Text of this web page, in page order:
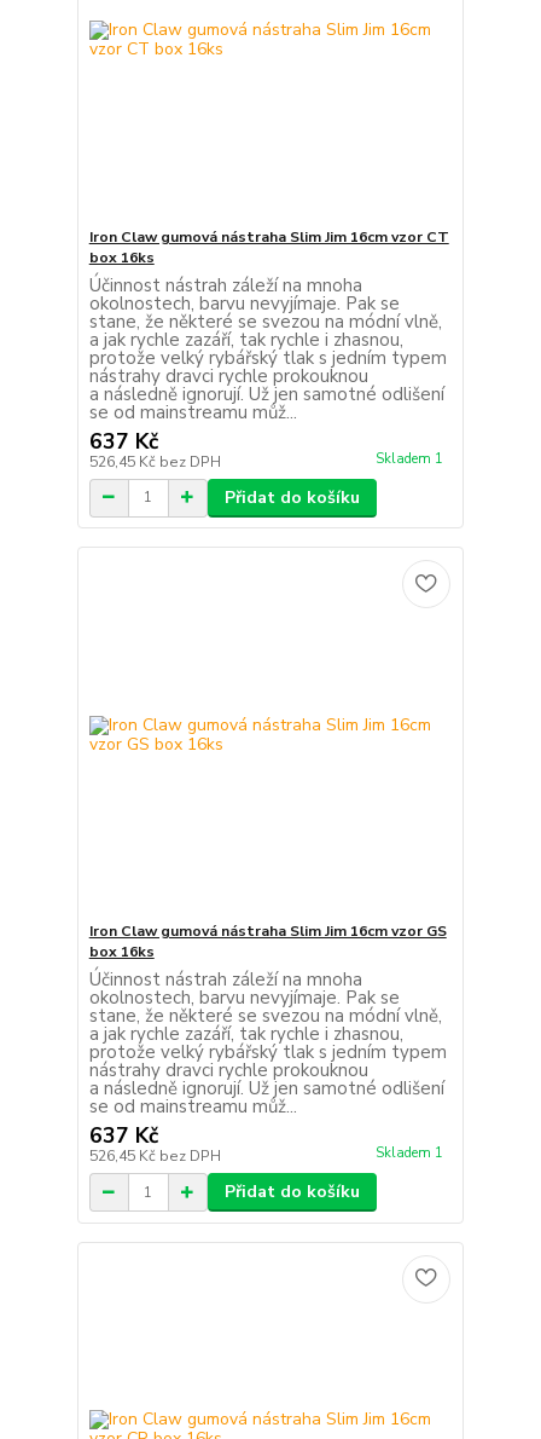
Iron Claw gumová nástraha Slim Jim 16cm vzor CT
box 16ks
Účinnost nástrah záleží na mnoha
okolnostech, barvu nevyjímaje. Pak se
stane, že některé se svezou na módní vlně,
a jak rychle zazáří, tak rychle i zhasnou,
protože velký rybářský tlak s jedním typem
nástrahy dravci rychle prokouknou
a následně ignorují. Už jen samotné odlišení
se od mainstreamu můž...
637 Kč
526,45 Kč bez DPH Skladem 1
Přidat do košíku
Iron Claw gumová nástraha Slim Jim 16cm vzor GS
box 16ks
Účinnost nástrah záleží na mnoha
okolnostech, barvu nevyjímaje. Pak se
stane, že některé se svezou na módní vlně,
a jak rychle zazáří, tak rychle i zhasnou,
protože velký rybářský tlak s jedním typem
nástrahy dravci rychle prokouknou
a následně ignorují. Už jen samotné odlišení
se od mainstreamu můž...
637 Kč
526,45 Kč bez DPH Skladem 1
Přidat do košíku